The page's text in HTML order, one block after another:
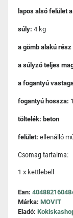
lapos alsó felület
súly: 4 kg
a gömb alakú
a súlyzó teljes
a fogantyú
fogantyú hossza:
töltelék: beton
felület: ellenálló
Csomag tartalma:
1 x kettlebell
Ean:
Márka: MOVIT
Eladó: